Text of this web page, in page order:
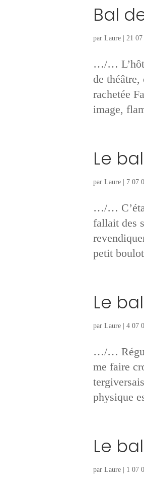
Bal
par Laure| 21 07
…/…
de
rachetée
image,
Le
par Laure| 7 07
…/…
fallait des
petit
Le
par Laure| 4 07
…/…
me faire
physique
Le
par Laure| 1 07